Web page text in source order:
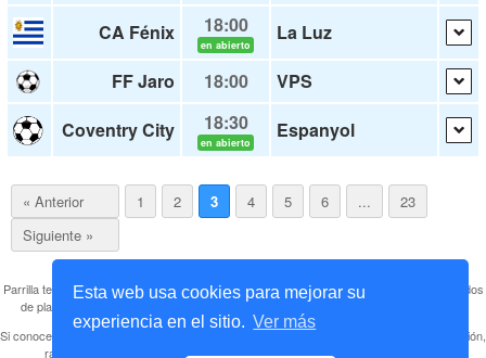
Esta web usa cookies para mejorar su
experiencia en el sitio. Ver más
CA Fénix 18:00
en abierto
La Luz
FF Jaro
18:00
VPS
Coventry City
18:30
en abierto
Espanyol
« Anterior 1 2 3 4 5 6 ...
23
Siguiente »
Parrilla televisiva de partidos de fútbol tanto de partidos en abierto y gratis como de partidos
de plataformas de pago. Enlazamos a los partidos gratuitos para mejor accesibilidad.
Si conoces más partidos que estén siendo retransmitidos u otros canales
(televisión,
radio o comentados por web) podéis enviárnoslo a elitewebsnw@gmail.com